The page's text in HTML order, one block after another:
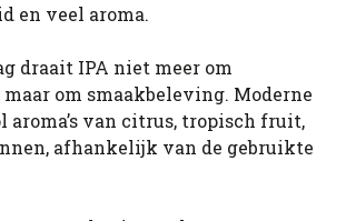
en veel aroma.
draait IPA niet meer om
maar om smaakbeleving. Moderne
aroma’s van citrus, tropisch fruit,
afhankelijk van de gebruikte